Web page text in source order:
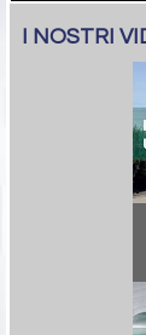
I NOSTRI